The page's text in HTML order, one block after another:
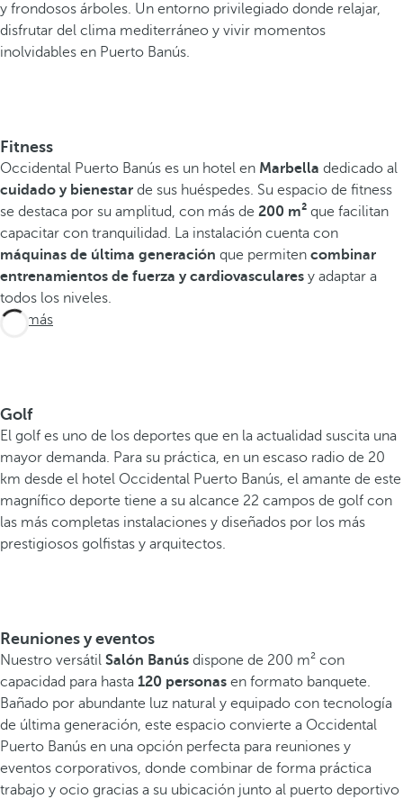
y frondosos árboles. Un entorno privilegiado donde relajar,
disfrutar del clima mediterráneo y vivir momentos
inolvidables en Puerto Banús.
Fitness
Occidental Puerto Banús es un hotel en Marbella dedicado al
cuidado y bienestar de sus huéspedes. Su espacio de fitness
se destaca por su amplitud, con más de 200 m² que facilitan
capacitar con tranquilidad. La instalación cuenta con
máquinas de última generación que permiten combinar
entrenamientos de fuerza y cardiovasculares y adaptar a
todos los niveles.
Ver más
Golf
El golf es uno de los deportes que en la actualidad suscita una
mayor demanda. Para su práctica, en un escaso radio de 20
km desde el hotel Occidental Puerto Banús, el amante de este
magnífico deporte tiene a su alcance 22 campos de golf con
las más completas instalaciones y diseñados por los más
prestigiosos golfistas y arquitectos.
Reuniones y eventos
Nuestro versátil Salón Banús dispone de 200 m² con
capacidad para hasta 120 personas en formato banquete.
Bañado por abundante luz natural y equipado con tecnología
de última generación, este espacio convierte a Occidental
Puerto Banús en una opción perfecta para reuniones y
eventos corporativos, donde combinar de forma práctica
trabajo y ocio gracias a su ubicación junto al puerto deportivo